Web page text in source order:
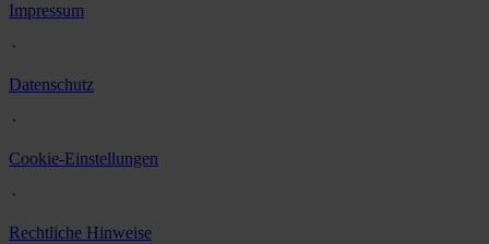
Impressum
᛫
Datenschutz
᛫
Cookie-Einstellungen
᛫
Rechtliche Hinweise